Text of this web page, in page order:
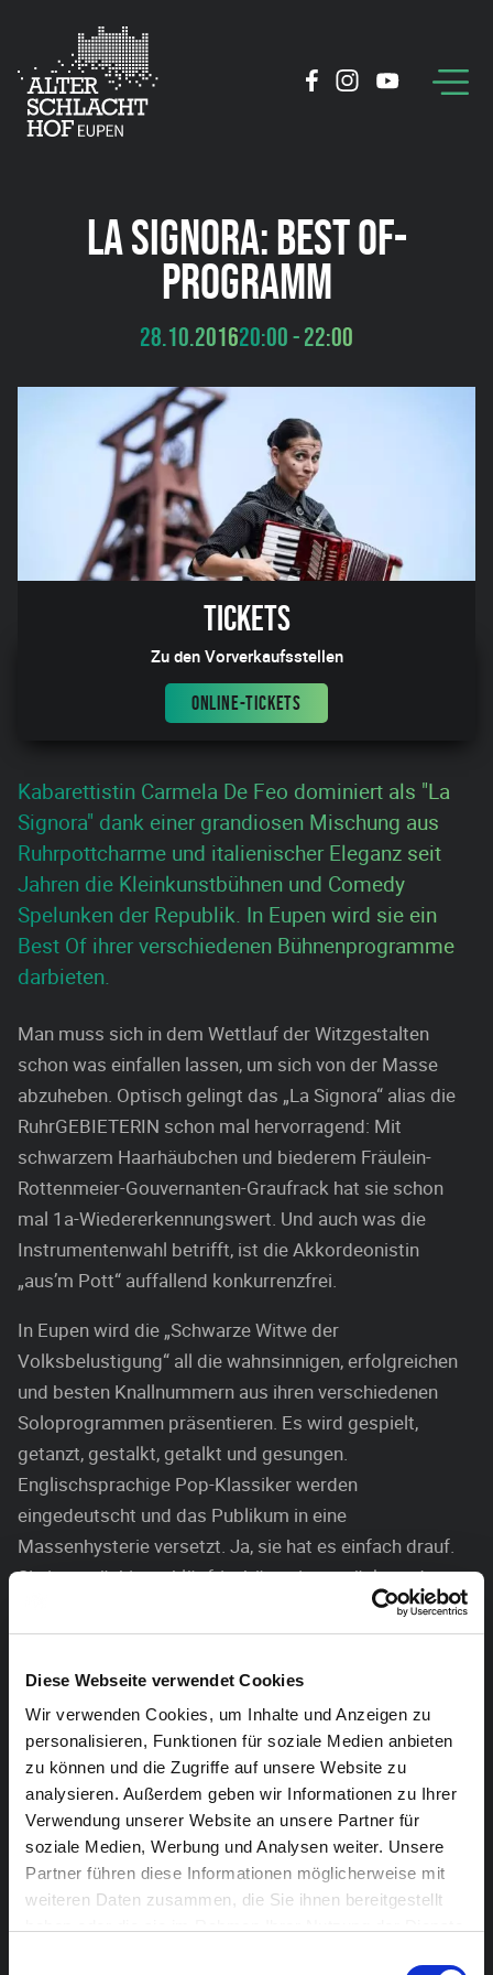
Diese Webseite verwendet Cookies
Wir verwenden Cookies, um Inhalte und Anzeigen zu
personalisieren, Funktionen für soziale Medien anbieten
zu können und die Zugriffe auf unsere Website zu
analysieren. Außerdem geben wir Informationen zu Ihrer
Verwendung unserer Website an unsere Partner für
soziale Medien, Werbung und Analysen weiter. Unsere
Partner führen diese Informationen möglicherweise mit
weiteren Daten zusammen, die Sie ihnen bereitgestellt
LA SIGNORA: BEST OF-
PROGRAMM
28.10.201620:00 - 22:00
Tickets
Zu den Vorverkaufsstellen
ONLINE-TICKETS
Kabarettistin Carmela De Feo dominiert als "La
Signora" dank einer grandiosen Mischung aus
Ruhrpottcharme und italienischer Eleganz seit
Jahren die Kleinkunstbühnen und Comedy
Spelunken der Republik. In Eupen wird sie ein
Best Of ihrer verschiedenen Bühnenprogramme
darbieten.
Man muss sich in dem Wettlauf der Witzgestalten
schon was einfallen lassen, um sich von der Masse
abzuheben. Optisch gelingt das „La Signora“ alias die
RuhrGEBIETERIN schon mal hervorragend: Mit
schwarzem Haarhäubchen und biederem Fräulein-
Rottenmeier-Gouvernanten-Graufrack hat sie schon
mal 1a-Wiedererkennungswert. Und auch was die
Instrumentenwahl betrifft, ist die Akkordeonistin
„aus’m Pott“ auffallend konkurrenzfrei.
In Eupen wird die „Schwarze Witwe der
Volksbelustigung“ all die wahnsinnigen, erfolgreichen
und besten Knallnummern aus ihren verschiedenen
Soloprogrammen präsentieren. Es wird gespielt,
getanzt, gestalkt, getalkt und gesungen.
Englischsprachige Pop-Klassiker werden
eingedeutscht und das Publikum in eine
Massenhysterie versetzt. Ja, sie hat es einfach drauf.
Sie ist anrüchig, schlüpfrig, bösartig, verrückt und vor
charmanten, schwarzen, italienischen Ratte aus dem
Ruhrpott.
FÜR DEN PERFEKTEN
ITALIENISCHEN
ABEND: ITALIENISCHES MENÜ
IM BISTRO (AB 18:00)!